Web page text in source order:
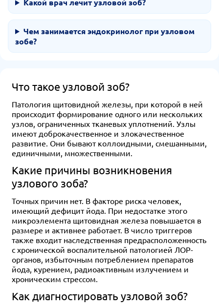
Какой врач лечит узловой зоб?
Чем занимается эндокринолог при узловом
зобе?
Что такое узловой зоб?
Патология щитовидной железы, при которой в ней
происходит формирование одного или нескольких
узлов, ограниченных тканевых уплотнений. Узлы
имеют доброкачественное и злокачественное
развитие. Они бывают коллоидными, смешанными,
единичными, множественными.
Какие причины возникновения
узлового зоба?
Точных причин нет. В факторе риска человек,
имеющий дефицит йода. При недостатке этого
микроэлемента щитовидная железа повышается в
размере и активнее работает. В число триггеров
также входит наследственная предрасположенность
с хронической воспалительной патологией ЛОР-
органов, избыточным потреблением препаратов
йода, курением, радиоактивным излучением и
хроническим стрессом.
Как диагностировать узловой зоб?